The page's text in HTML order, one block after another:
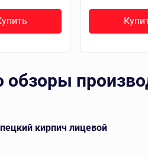
обзоры
кирпич лицевой